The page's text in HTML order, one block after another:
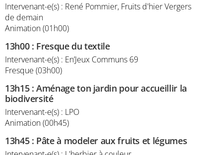
Intervenant-e(s) : René Pommier, Fruits d'hier Vergers
de demain
Animation (01h00)
13h00: Fresque du textile
Intervenant-e(s) : En’Jeux Communs 69
Fresque (03h00)
13h15:Aménage ton jardin pour accueillir la
biodiversité
Intervenant-e(s) : LPO
Animation (00h45)
13h45: Pâte à modeler aux fruits et légumes